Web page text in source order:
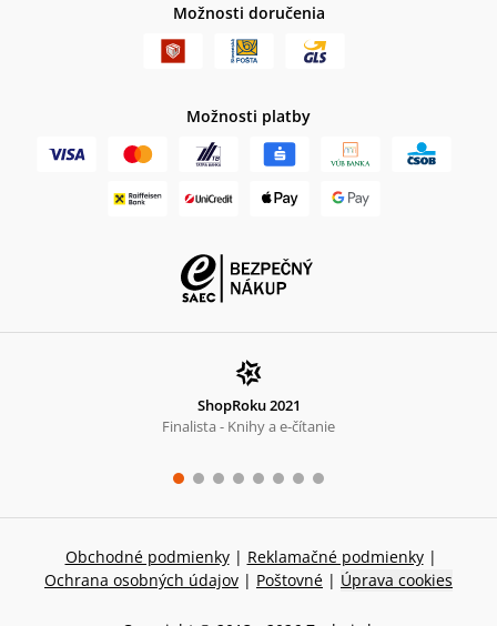
Možnosti doručenia
Možnosti platby
ShopRoku 2021
Finalista - Knihy a e-čítanie
Obchodné podmienky | Reklamačné podmienky |
Ochrana osobných údajov | Poštovné | Úprava cookies